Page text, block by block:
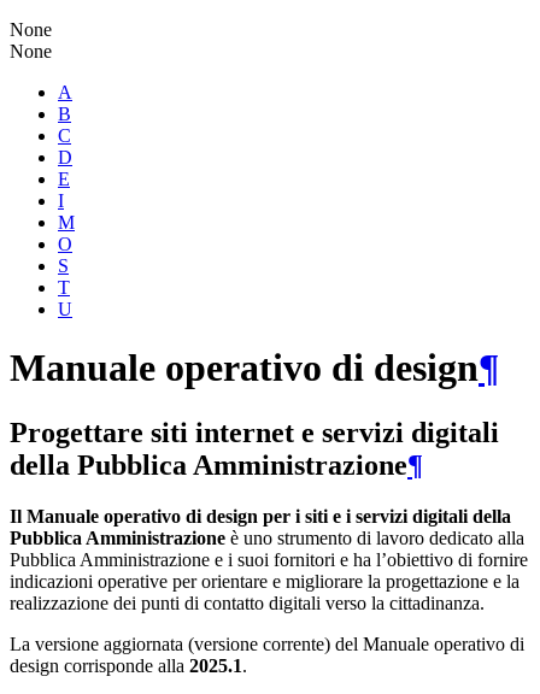
None
None
A
B
C
D
E
I
M
O
S
T
U
Manuale operativo di design¶
Progettare siti internet e servizi digitali
della Pubblica Amministrazione¶
Il Manuale operativo di design per i siti e i servizi digitali della
Pubblica Amministrazione è uno strumento di lavoro dedicato alla
Pubblica Amministrazione e i suoi fornitori e ha l’obiettivo di fornire
indicazioni operative per orientare e migliorare la progettazione e la
realizzazione dei punti di contatto digitali verso la cittadinanza.
La versione aggiornata (versione corrente) del Manuale operativo di
design corrisponde alla 2025.1.